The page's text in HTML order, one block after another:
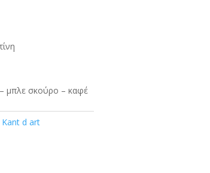
μπλε σκούρο – καφέ
Kant d art